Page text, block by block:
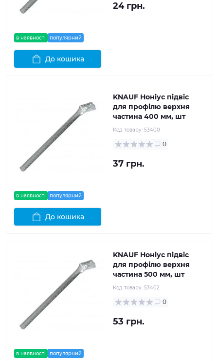
в наявності популярний
24 грн.
До кошика
в наявності популярний
KNAUF Ноніус підвіс
для профілю верхня
частина 400 мм, шт
Код товару: 53400
0
37 грн.
До кошика
в наявності популярний
KNAUF Ноніус підвіс
для профілю верхня
частина 500 мм, шт
Код товару: 53402
0
53 грн.